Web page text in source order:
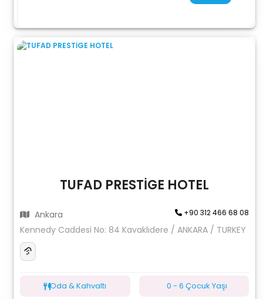
TUFAD PRESTİGE HOTEL
Ankara +90 312 466 68 08
Kennedy Caddesi No: 84 Kavaklıdere / ANKARA / TURKEY
Oda & Kahvaltı 0 - 6 Çocuk Yaşı